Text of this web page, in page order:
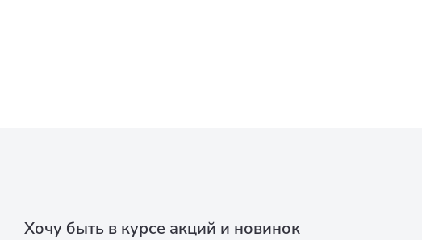
Хочу быть в курсе акций и новинок